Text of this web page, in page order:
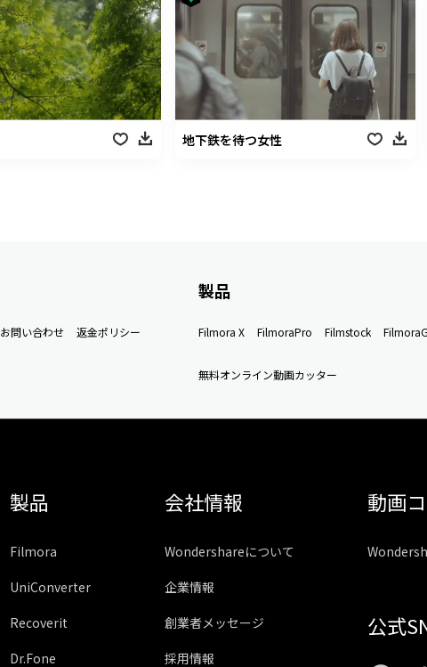
地下鉄を待つ女性
お問い合わせ 返金ポリシー
製品
Filmora X FilmoraPro Filmstock
無料オンライン動画カッター
製品
Filmora
UniConverter
Recoverit
Dr.Fone
会社情報
Wondershareについて
企業情報
創業者メッセージ
採用情報
動画
公式